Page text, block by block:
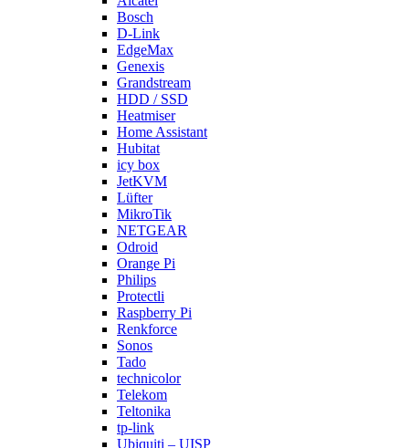
Bosch
D-Link
EdgeMax
Genexis
Grandstream
HDD / SSD
Heatmiser
Home Assistant
Hubitat
icy box
JetKVM
Lüfter
MikroTik
NETGEAR
Odroid
Orange Pi
Philips
Protectli
Raspberry Pi
Renkforce
Sonos
Tado
technicolor
Telekom
Teltonika
tp-link
Ubiquiti – UISP